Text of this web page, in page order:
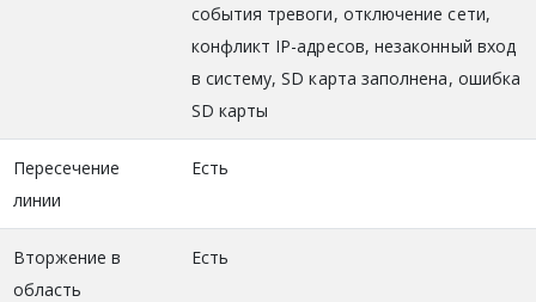
события тревоги, отключение сети,
конфликт IP-адресов, незаконный вход
в систему, SD карта заполнена, ошибка
SD карты
Пересечение
линии
Есть
Вторжение в
область
Есть